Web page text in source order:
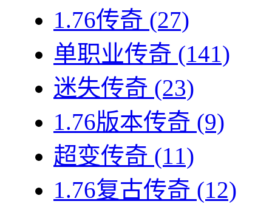
1.76传奇 (27)
单职业传奇 (141)
迷失传奇 (23)
1.76版本传奇 (9)
超变传奇 (11)
1.76复古传奇 (12)